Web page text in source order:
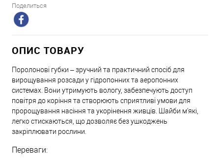
Поделиться
ОПИС ТОВАРУ
Поролонові губки – зручний та практичний спосіб для
вирощування розсади у гідропонних та аеропонних
системах. Вони утримують вологу, забезпечують доступ
повітря до коріння та створюють сприятливі умови для
пророщування насіння та укорінення живців. Шайби м'які,
легко стискаються, що дозволяє без ушкоджень
закріплювати рослини.
Переваги: